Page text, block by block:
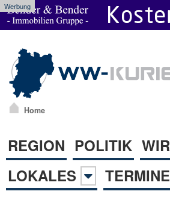
Werbung
Home
REGION POLITIK
LOKALES
TERMINE